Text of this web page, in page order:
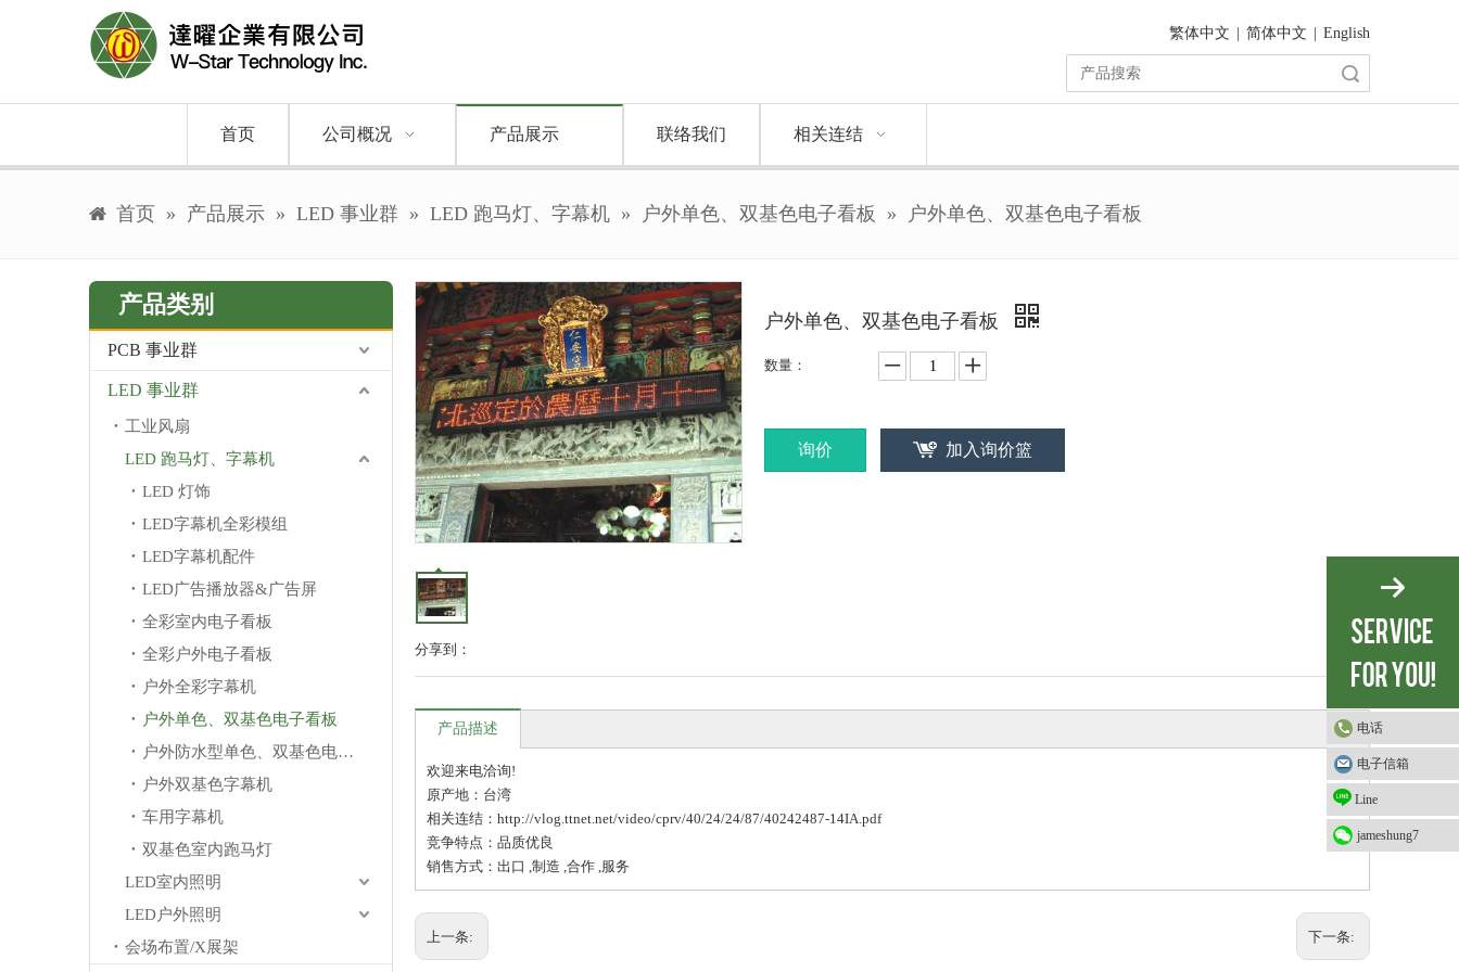
繁体中文 简体中文 English
首页 公司概况 产品展示 联络我们 相关连结
首页 » 产品展示 » LED 事业群 » LED 跑马灯、字幕机 » 户外单色、双基色电子看板 » 户外单色、双基色电子看板
产品类别
PCB 事业群
LED 事业群
工业风扇
LED 跑马灯、字幕机
LED 灯饰
LED字幕机全彩模组
LED字幕机配件
LED广告播放器&广告屏
全彩室内电子看板
全彩户外电子看板
户外全彩字幕机
户外单色、双基色电子看板
户外防水型单色、双基色电子看板
户外双基色字幕机
车用字幕机
双基色室内跑马灯
LED室内照明
LED户外照明
会场布置/X展架
分享到：
户外单色、双基色电子看板
数量：
询价 加入询价篮
产品描述
欢迎来电洽询!
原产地：台湾
相关连结：http://vlog.ttnet.net/video/cprv/40/24/24/87/40242487-14IA.pdf
竞争特点：品质优良
销售方式：出口 ,制造 ,合作 ,服务
上一条: 下一条:
电话
电子信箱
Line
jameshung7